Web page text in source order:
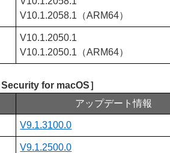
V10.1.2058.1（ARM64）
V10.1.2050.1
V10.1.2050.1（ARM64）
for macOS］
アップデート情報
V9.1.3100.0
V9.1.2500.0